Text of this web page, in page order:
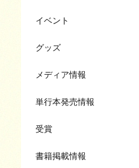
イベント
グッズ
メディア情報
単行本発売情報
受賞
書籍掲載情報